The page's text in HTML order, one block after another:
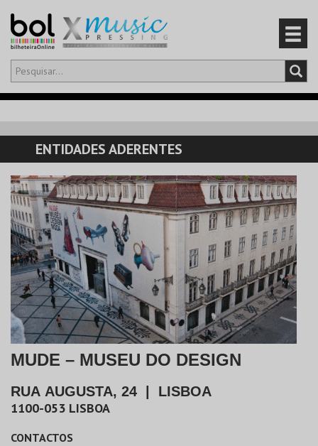
Olá,iniciar sessão
CARRINHO
EVENTOS
CARTÕES
PRODUTOS
ENTIDADES ADERENTES
MUDE – MUSEU DO DESIGN
RUA AUGUSTA, 24 LISBOA
1100-053 LISBOA
CONTACTOS